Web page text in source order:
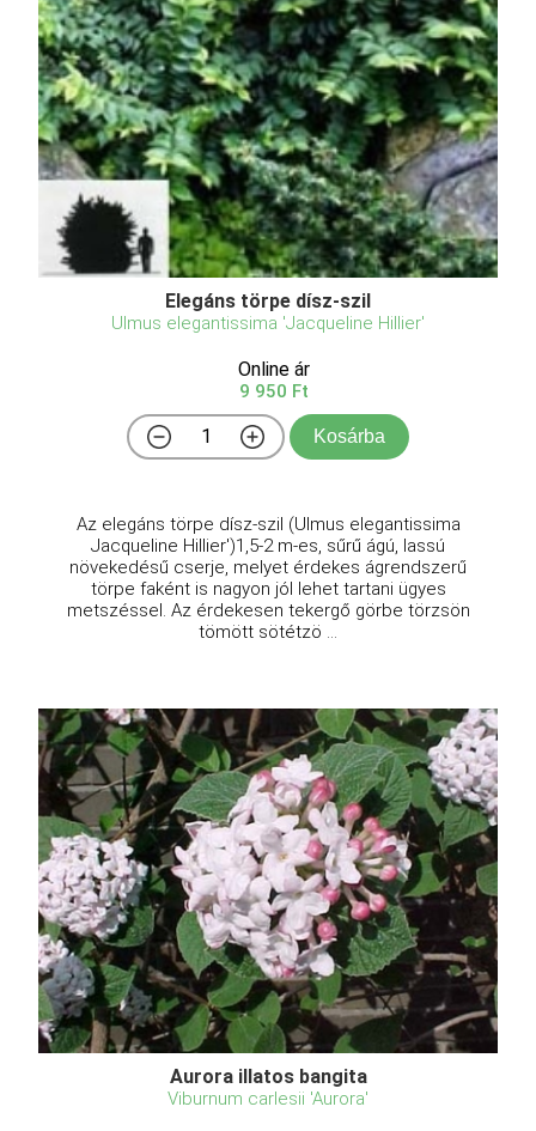
Elegáns törpe dísz-szil
Ulmus elegantissima 'Jacqueline Hillier'
Online ár
9 950 Ft
Kosárba
Az elegáns törpe dísz-szil (Ulmus elegantissima
Jacqueline Hillier')1,5-2 m-es, sűrű ágú, lassú
növekedésű cserje, melyet érdekes ágrendszerű
törpe faként is nagyon jól lehet tartani ügyes
metszéssel. Az érdekesen tekergő görbe törzsön
tömött sötétzö ...
Aurora illatos bangita
Viburnum carlesii 'Aurora'